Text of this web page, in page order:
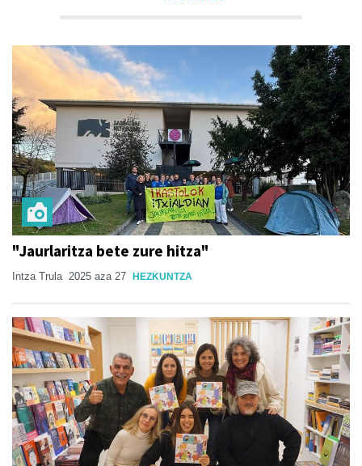
"Jaurlaritza bete zure hitza"
Intza Trula 2025 aza 27 HEZKUNTZA